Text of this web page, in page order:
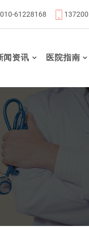
单位 北京航天总
010-61228168
闻资讯 医院指南